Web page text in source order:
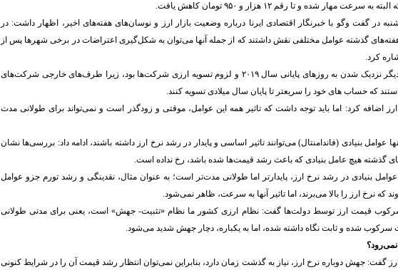
مهار شده و تا رقم ۱۲ هزار و ۹۵۰ تومان کاهش یافت.
در گفت وگو با خبرنگار اقتصادی ایرنا درباره وضعیت بازار ارز و نوسان‌های هفته‌های اخیر، اظهار داشت: در
گذشته عوامل مختلفی نقش داشتند که از جمله آنها می‌توان به شکل‌گیری اعتراضات در برخی شهرها پس از
کرد.
وی ادامه داد: عامل دیگر نزدیک شدن به روزهای پایانی سال ۲۰۱۹ و لزوم تسویه ارزی شرکت‌ها بود، زیرا طرف‌های خارجی شرکت‌های
که حساب های خود را سریعتر تا پایان سال میلادی تسویه کنند.
ارز اضافه کرد: اما باید توجه داشت که تاثیر همه این عوامل، موقتی و زودگذر است و نمی‌تواند برای طولانی مدت
تنها عوامل بنیادی (فاندامنتال) می‌توانند تاثیر اساسی و پایدار در رشد نرخ ارز داشته باشند، ادامه داد: بررسی‌ها نشان
گذشته هیچ عامل بنیادی که باعث رشد قیمت‌ها شده باشد، رخ نداده است.
عوامل بنیادی در رشد نرخ ارز، پایدارتر اما طولانی مدت‌تر است؛ به عنوان مثال، نقدینگی و رشد تورم جزو عوامل
که نرخ ارز را بالا می‌برند، اما تاثیر آنها به سرعت، ظاهر نمی‌شود.
سرکوب قیمت ارز توسط دولت‌ها گفت: نظام ارزی کشور ما نظام «تثبیت- جهش» است، یعنی برای مدتی طولانی
شده و ثابت نگاه داشته شده، اما به یکباره، دچار جهش شدید می‌شود.
نمی‌رود؟
گفت: جهش دوباره نرخ ارز، نیاز به گذشت زمان دارد، بنابراین نمی‌توان انتظار رشد قیمت آن را در شرایط کنونی